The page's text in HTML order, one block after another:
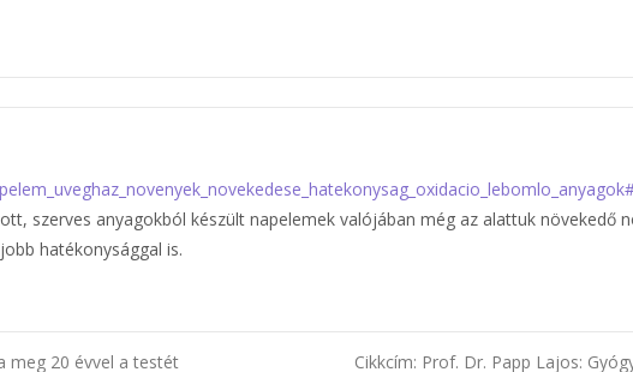
szerves anyagokból készült napelemek valójában még az alattuk növekedő
hatékonysággal is.
meg 20 évvel a testét Cikkcím: Prof. Dr. Papp Lajos: